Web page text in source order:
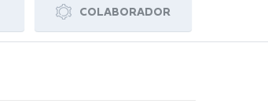
COLABORADOR